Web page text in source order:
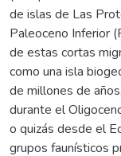
de islas de Las
Paleoceno Inferior
de estas cortas
como una isla
de millones de
durante el
o quizás desde el
grupos faunísticos